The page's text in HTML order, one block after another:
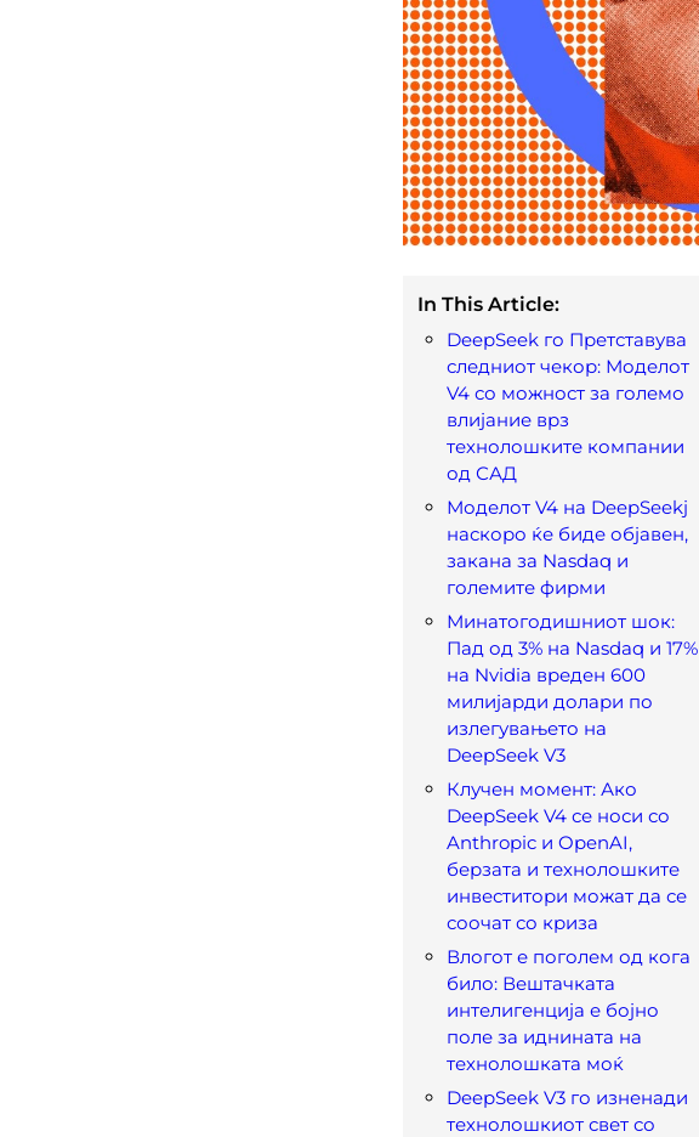
In This Article:
DeepSeek го Претставува
следниот чекор: Моделот
V4 со можност за големо
влијание врз
технолошките компании
од САД
Моделот V4 на DeepSeekј
наскоро ќе биде објавен,
закана за Nasdaq и
големите фирми
Минатогодишниот шок:
Пад од 3% на Nasdaq и 17%
на Nvidia вреден 600
милијарди долари по
излегувањето на
DeepSeek V3
Клучен момент: Ако
DeepSeek V4 се носи со
Anthropic и OpenAI,
берзата и технолошките
инвеститори можат да се
соочат со криза
Влогот е поголем од кога
било: Вештачката
интелигенција е бојно
поле за иднината на
технолошката моќ
DeepSeek V3 го изненади
технолошкиот свет со